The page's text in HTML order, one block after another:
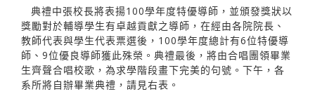
典禮中張校長將表揚100學年度特優導師，並頒發獎狀以
獎勵對於輔導學生有卓越貢獻之導師，在經由各院院長、
教師代表與學生代表票選後，100學年度總計有6位特優導
師、9位優良導師獲此殊榮。典禮最後，將由合唱團領畢業
生齊聲合唱校歌，為求學階段畫下完美的句號。下午，各
系所將自辦畢業典禮，請見右表。